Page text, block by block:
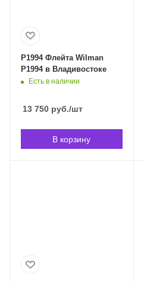
P1994 Флейта Wilman
P1994 в Владивостоке
Есть в наличии
13 750 руб./шт
В корзину